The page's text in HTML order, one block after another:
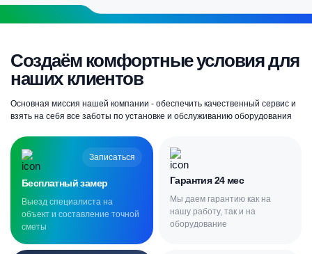
Создаём комфортные условия для
наших клиентов
Основная миссия нашей компании - обеспечить качественный сервис и
взять на себя все заботы по установке и обслуживанию оборудования
Записаться
Бесплатный замер
Выезд специалиста на
объект и составление точной
сметы
Гарантия 24 мес
Мы даем гарантию как на
нашу работу, так и на
оборудование